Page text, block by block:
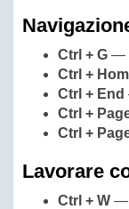
Ctrl + G —
Ctrl +
Ctrl + End
Ctrl +
Ctrl +
Lavorare
Ctrl + W —